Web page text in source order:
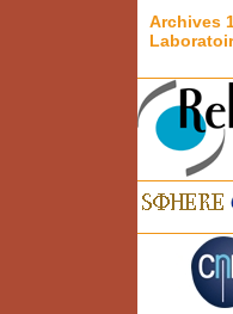
Archives